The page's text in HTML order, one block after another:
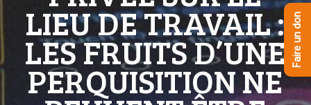
LIEU DE TRAVAIL :
LES FRUITS D’UNE
PERQUISITION NE
Faire un don